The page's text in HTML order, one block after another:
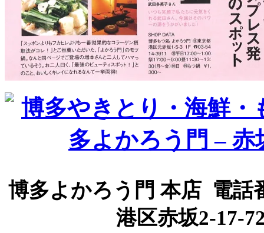
博多よかろう門 本店 電話
港区赤坂2-17-